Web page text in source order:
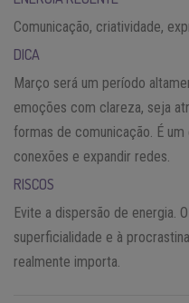
Comunicação, criatividade,
DICA
Março será um período
emoções com clareza, seja
formas de comunicação. É
conexões e expandir redes.
RISCOS
Evite a dispersão de energia.
superficialidade e à
realmente importa.